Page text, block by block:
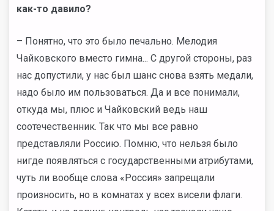
как-то давило?
– Понятно, что это было печально. Мелодия
Чайковского вместо гимна... С другой стороны, раз
нас допустили, у нас был шанс снова взять медали,
надо было им пользоваться. Да и все понимали,
откуда мы, плюс и Чайковский ведь наш
соотечественник. Так что мы все равно
представляли Россию. Помню, что нельзя было
нигде появляться с государственными атрибутами,
чуть ли вообще слова «Россия» запрещали
произносить, но в комнатах у всех висели флаги.